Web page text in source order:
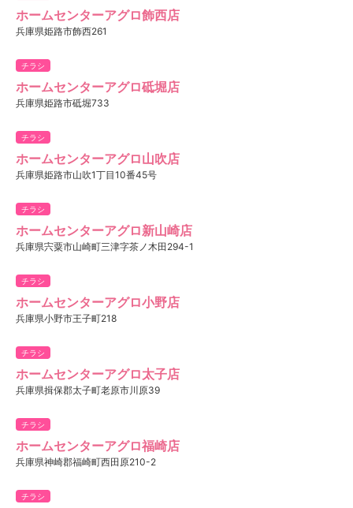
ホームセンターアグロ飾西店
兵庫県姫路市飾西261
チラシ
ホームセンターアグロ砥堀店
兵庫県姫路市砥堀733
チラシ
ホームセンターアグロ山吹店
兵庫県姫路市山吹1丁目10番45号
チラシ
ホームセンターアグロ新山崎店
兵庫県宍粟市山崎町三津字茶ノ木田294-1
チラシ
ホームセンターアグロ小野店
兵庫県小野市王子町218
チラシ
ホームセンターアグロ太子店
兵庫県揖保郡太子町老原市川原39
チラシ
ホームセンターアグロ福崎店
兵庫県神崎郡福崎町西田原210-2
チラシ